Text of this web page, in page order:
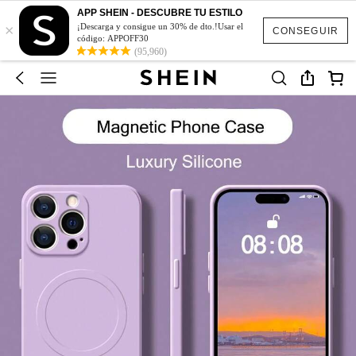
CONSEGUIR
×
APP SHEIN - DESCUBRE TU ESTILO
¡Descarga y consigue un 30% de dto.!Usar el
código: APPOFF30
(95,960)